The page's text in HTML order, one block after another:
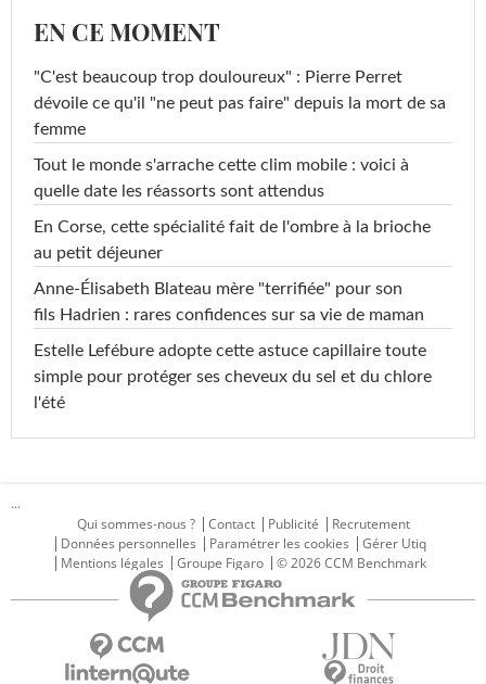
EN CE MOMENT
"C'est beaucoup trop douloureux" : Pierre Perret
dévoile ce qu'il "ne peut pas faire" depuis la mort de sa
femme
Tout le monde s'arrache cette clim mobile : voici à
quelle date les réassorts sont attendus
En Corse, cette spécialité fait de l'ombre à la brioche
au petit déjeuner
Anne-Élisabeth Blateau mère "terrifiée" pour son
fils Hadrien : rares confidences sur sa vie de maman
Estelle Lefébure adopte cette astuce capillaire toute
simple pour protéger ses cheveux du sel et du chlore
l'été
...
Qui sommes-nous ?
Contact Publicité
Recrutement
Données personnelles
Paramétrer les cookies
Gérer Utiq
Mentions légales
Groupe Figaro © 2026 CCM Benchmark